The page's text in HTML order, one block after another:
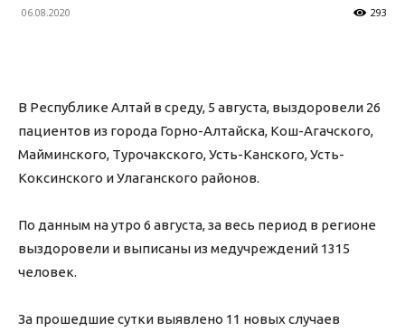
06.08.2020 293
В Республике Алтай в среду, 5 августа, выздоровели 26
пациентов из города Горно-Алтайска, Кош-Агачского,
Майминского, Турочакского, Усть-Канского, Усть-
Коксинского и Улаганского районов.
По данным на утро 6 августа, за весь период в регионе
выздоровели и выписаны из медучреждений 1315
человек.
За прошедшие сутки выявлено 11 новых случаев